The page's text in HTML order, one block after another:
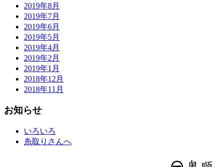
2019年8月
2019年7月
2019年6月
2019年5月
2019年4月
2019年2月
2019年1月
2018年12月
2018年11月
お知らせ
いろいろ
糸取りさんへ